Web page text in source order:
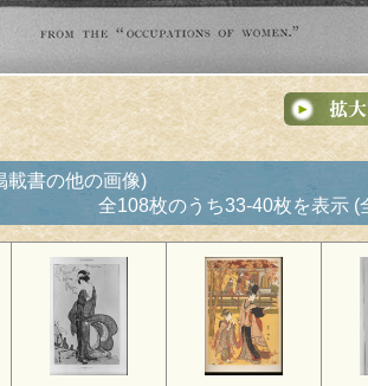
載書の他の画像)
全108枚のうち33-40枚を表示 (